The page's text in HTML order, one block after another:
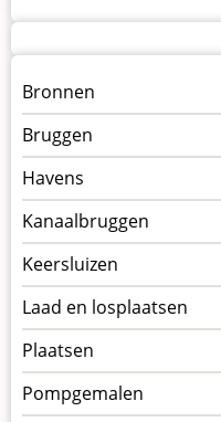
Menu
kunstwerken
op
kunstwerkpagina
Bronnen
Bruggen
Havens
Kanaalbruggen
Keersluizen
Laad en losplaatsen
Plaatsen
Pompgemalen